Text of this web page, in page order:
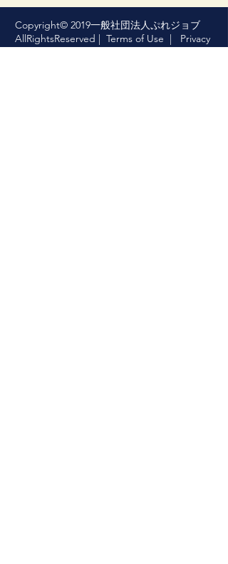
Copyright© 2019一般社団法人ぷれジョブ
AllRightsReserved | Terms of Use |
Privacy
Policy